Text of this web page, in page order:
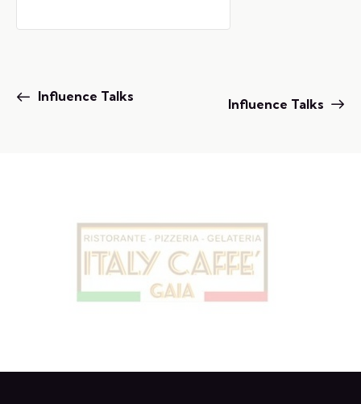
E
o
Influence Talks Influence Talks